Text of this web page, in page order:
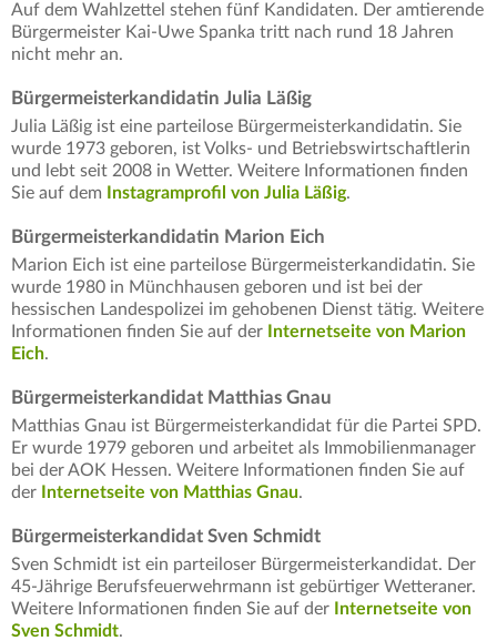
Auf dem Wahlzettel stehen fünf Kandidaten. Der amtierende
Bürgermeister Kai-Uwe Spanka tritt nach rund 18 Jahren
nicht mehr an.
Bürgermeisterkandidatin Julia Läßig
Julia Läßig ist eine parteilose Bürgermeisterkandidatin. Sie
wurde 1973 geboren, ist Volks- und Betriebswirtschaftlerin
und lebt seit 2008 in Wetter. Weitere Informationen finden
Sie auf dem
Instagramprofil von Julia Läßig.
Bürgermeisterkandidatin Marion Eich
Marion Eich ist eine parteilose Bürgermeisterkandidatin. Sie
wurde 1980 in Münchhausen geboren und ist bei der
hessischen Landespolizei im gehobenen Dienst tätig. Weitere
Informationen finden Sie auf der
Internetseite von Marion
Eich.
Bürgermeisterkandidat Matthias Gnau
Matthias Gnau ist Bürgermeisterkandidat für die Partei SPD.
Er wurde 1979 geboren und arbeitet als Immobilienmanager
bei der AOK Hessen. Weitere Informationen finden Sie auf
der
Internetseite von Matthias Gnau.
Bürgermeisterkandidat Sven Schmidt
Sven Schmidt ist ein parteiloser Bürgermeisterkandidat. Der
45-Jährige Berufsfeuerwehrmann ist gebürtiger Wetteraner.
Weitere Informationen finden Sie auf der
Internetseite von
Sven Schmidt.